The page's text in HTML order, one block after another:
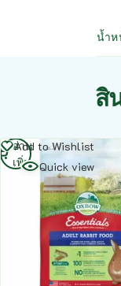
น้ำห
สิ
Add to Wishlist
Quick view
อ่าน
เพิ่ม